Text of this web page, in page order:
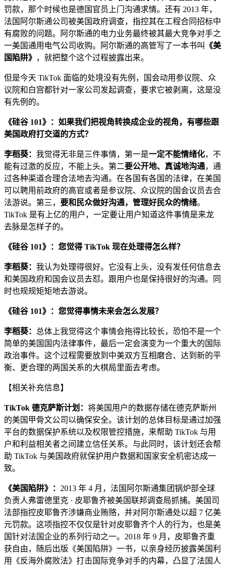
罚款，那个时候也是德国官员上门沟通求情。还有 2013 年，
法国阿尔斯通公司被美国政府调查，指控其在工程合同招标中
有腐败的问题。阿尔斯通的电力业务最终被其最大竞争对手之
一美国通用电气公司收购。阿尔斯通的高管写了一本书叫
《美
国陷阱》 ，就把整个这个过程披露出来。
但是今天 TikTok 面临的处境没有先例，国会动用参议院、众
议院和白宫都针对一家公司发起调查，要求它被剥离，这是没
有先例的。
《硅谷 101》：如果我们把视角转换成企业的视角，有哪些跟
美国政府打交道的方式？
李稻葵： 我觉得无非是三件事情，第一是一定不能情绪化，不
能有过激的反应，不能上头。第二要公开地、真诚地沟通，通
过各种渠道合理合法地去沟通。在各国有各国的法律，在美国
可以聘用前政府的高官或者是参议院、众议院的国会议员去合
法游说。第三， 要和民众做好沟通，管理好民众的情绪。
TikTok 是有上亿的用户，一定要让用户知道这件事情是来龙
去脉是怎样子的。
《硅谷 101》：您觉得 TikTok 现在处理得怎么样？
李稻葵： 我认为处理得很好。它没有上头，没有发任何信息去
和美国政府和国会议员去怼。跟用户也是保持很好的沟通。同
时也规规矩矩地去游说。
《硅谷 101》：您觉得事情未来会怎么发展？
李稻葵： 总体上我觉得这个事情会拖得比较长，恐怕不是一个
简单的美国国内法律事件，最后一定会演变为一个重大的国际
政治事件。这个过程需要放到中美双方互相磨合、达到新的平
衡、更合理的两国关系的大棋局里面去考虑。
【相关补充信息】
TikTok 德克萨斯计划： 将美国用户的数据存储在德克萨斯州
的美国甲骨文公司以确保安全。该计划的总体目标是通过加强
平台的数据保护系统以及权限管控措施，来帮助 TikTok 与用
户和利益相关者之间建立信任关系。与此同时，该计划还会帮
助 TikTok 与美国政府就保护用户数据和国家安全机密达成一
致。
《美国陷阱》： 2013 年 4 月，法国阿尔斯通集团锅炉部全球
负责人弗雷德里克 · 皮耶鲁齐被美国联邦调查局抓捕。美国司
法部指控皮耶鲁齐涉嫌商业贿赂，并对阿尔斯通处以超 7 亿美
元罚款。这项指控不仅仅是针对皮耶鲁齐个人的行为，也是美
国针对法国企业的系列行动之一。2018 年 9 月，皮耶鲁齐重
获自由，随后出版《美国陷阱》一书，以亲身经历披露美国利
用《反海外腐败法》打击国际竞争对手的内幕，凸显了法国人